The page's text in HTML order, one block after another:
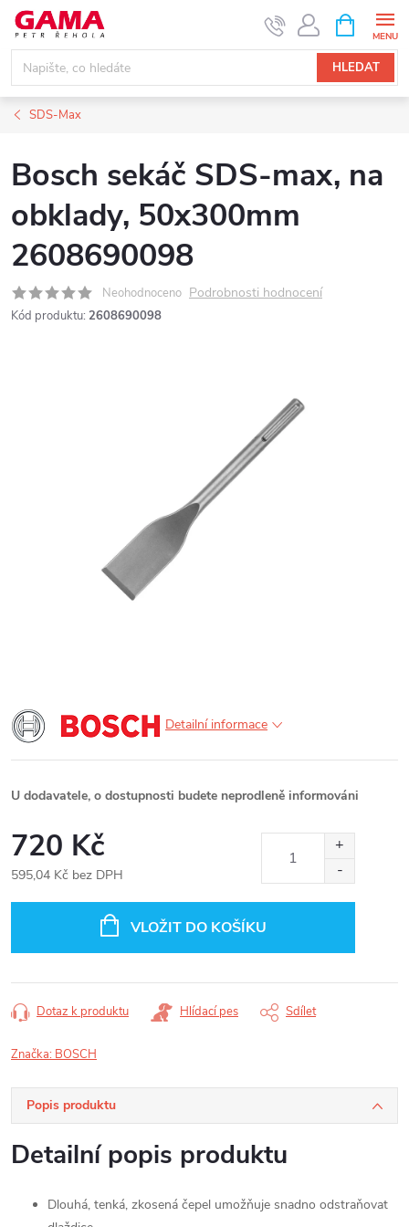
Přejít
obsah
HLEDAT
NÁKUPNÍ
KOŠÍK
SDS-Max
Bosch sekáč SDS-max, na
obklady, 50x300mm
2608690098
Neohodnoceno Podrobnosti hodnocení
Kód produktu: 2608690098
Detailní informace
U dodavatele, o dostupnosti budete neprodleně informováni
720 Kč
595,04 Kč bez DPH
VLOŽIT DO KOŠÍKU
Dotaz k produktu Hlídací pes Sdílet
Značka: BOSCH
Popis produktu
Detailní popis produktu
Dlouhá, tenká, zkosená čepel umožňuje snadno odstraňovat